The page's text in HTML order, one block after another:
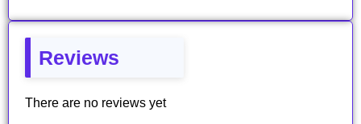
Reviews
There are no reviews yet